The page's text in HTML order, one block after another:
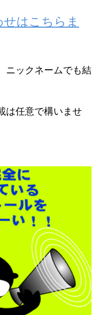
せはこちらま
ニックネームでも結
は任意で構いませ